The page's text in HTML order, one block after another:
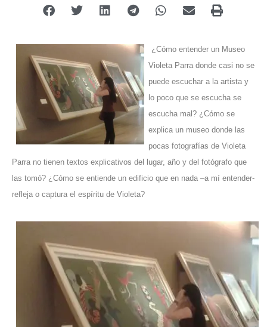
¿Cómo entender un Museo
Violeta Parra donde casi no se
puede escuchar a la artista y
lo poco que se escucha se
escucha mal? ¿Cómo se
explica un museo donde las
pocas fotografías de Violeta
Parra no tienen textos explicativos del lugar, año y del fotógrafo que
las tomó? ¿Cómo se entiende un edificio que en nada –a mí entender-
refleja o captura el espíritu de Violeta?